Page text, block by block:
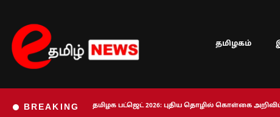
Skip
to
content
தமிழகம்
BREAKING தமிழக பட்ஜெட் 2026: புதிய தொழில் கொள்கை